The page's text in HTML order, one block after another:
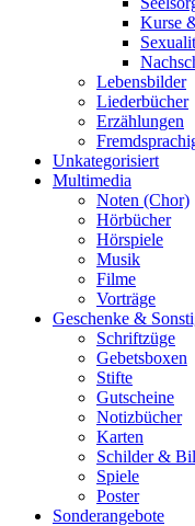
Kurse
Lebensbilder
Liederbücher
Erzählungen
Unkategorisiert
Multimedia
Noten (Chor)
Hörbücher
Hörspiele
Musik
Filme
Vorträge
Geschenke &
Schriftzüge
Gebetsboxen
Stifte
Gutscheine
Notizbücher
Karten
Schilder &
Spiele
Poster
Sonderangebote